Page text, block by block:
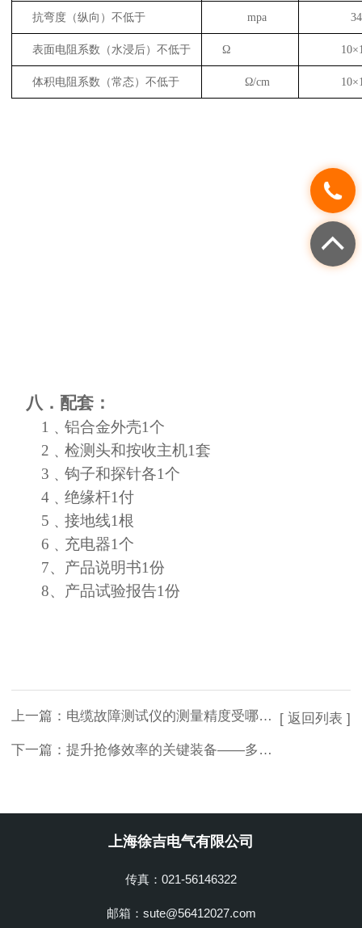
抗弯度（纵向）不低于 mpa
表面电阻系数（水浸后）不低于 Ω 10
体积电阻系数（常态）不低于 Ω/cm 10×
八．配套：
1 ﹑ 铝合金外壳1个
2 ﹑ 检测头和按收主机1套
3 ﹑ 钩子和探针各1个
4 ﹑ 绝缘杆1付
5 ﹑ 接地线1根
6 ﹑ 充电器1个
7、产品说明书1份
8、产品试验报告1份
上一篇： 电缆故障测试仪的测量精度受哪些因素影响？
下一篇： 提升抢修效率的关键装备——多次脉冲电缆故障测试仪操作要点详解
[ 返回列表 ]
上海徐吉电气有限公司
传真：021-56146322
邮箱：sute@56412027.com